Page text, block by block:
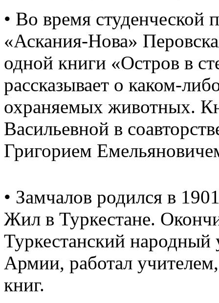
• Во время студенческой
«Аскания-Нова»
одной книги «Остров в
рассказывает о каком-
охраняемых животных.
Васильевной в
Григорием
• Замчалов родился в
Жил в Туркестане.
Туркестанский народный
Армии, работал
книг.